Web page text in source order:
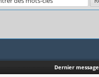
Dernier message